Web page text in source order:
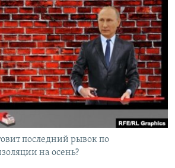
КРЫМА
последний рывок по
на осень?